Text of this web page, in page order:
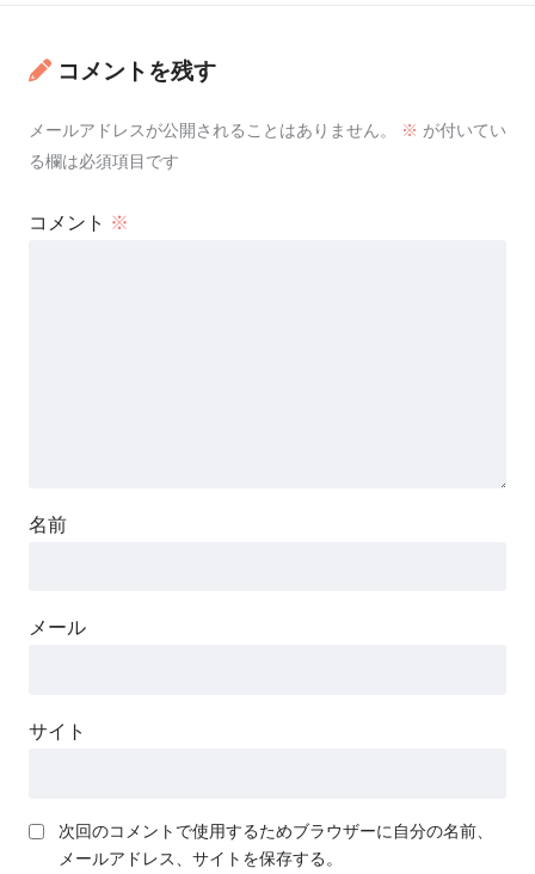
コメントを残す
メールアドレスが公開されることはありません。 ※ が付いてい
る欄は必須項目です
コメント ※
名前
メール
サイト
次回のコメントで使用するためブラウザーに自分の名前、
メールアドレス、サイトを保存する。